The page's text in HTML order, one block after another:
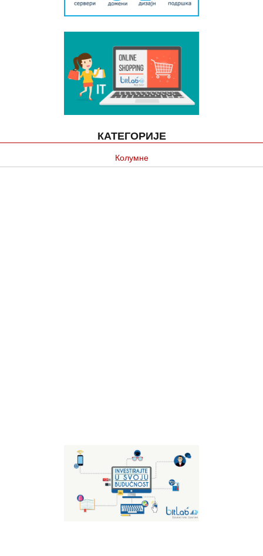
КАТЕГОРИЈЕ
Колумне